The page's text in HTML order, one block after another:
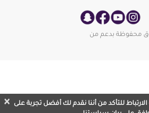
×
للتأكد من أننا نقدم لك أفضل تجربة على